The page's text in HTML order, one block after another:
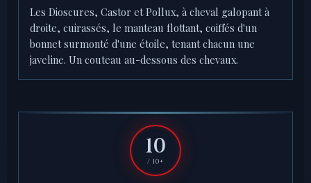
Les Dioscures, Castor et Pollux, à cheval galopant à
droite, cuirassés, le manteau flottant, coiffés d'un
bonnet surmonté d'une étoile, tenant chacun une
javeline. Un couteau au-dessous des chevaux.
10
/ 10+